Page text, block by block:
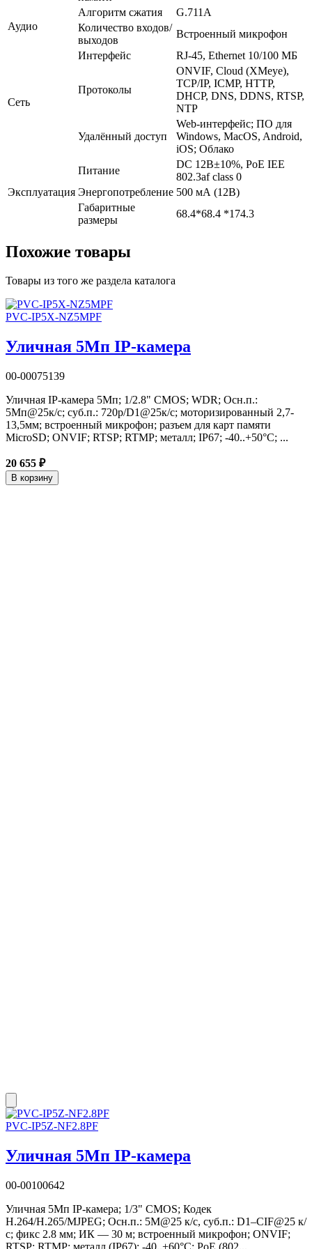
Аудио
Алгоритм сжатия
G.711А
Количество входов/
выходов
Встроенный микрофон
Сеть
Интерфейс RJ-45, Ethernet 10/100 МБ
Протоколы
ONVIF, Cloud (XMeye),
TCP/IP, ICMP, HTTP,
DHCP, DNS, DDNS, RTSP,
NTP
Удалённый доступ
Web-интерфейс; ПО для
Windows, MacOS, Android,
iOS; Облако
Эксплуатация
Питание
DC 12В±10%, PoE IEE
802.3af class 0
Энергопотребление 500 мА (12В)
Габаритные
размеры
68.4*68.4 *174.3
Похожие товары
Товары из того же раздела каталога
PVC-IP5X-NZ5MPF
Уличная 5Мп IP-камера
00-00075139
Уличная IP-камера 5Мп; 1/2.8" CMOS; WDR; Осн.п.:
5Мп@25к/с; суб.п.: 720p/D1@25к/с; моторизированный 2,7-
13,5мм; встроенный микрофон; разъем для карт памяти
MicroSD; ONVIF; RTSP; RTMP; металл; IP67; -40..+50°C; ...
20 655 ₽
В корзину
PVC-IP5Z-NF2.8PF
Уличная 5Мп IP-камера
00-00100642
Уличная 5Мп IP-камера; 1/3" CMOS; Кодек
H.264/H.265/MJPEG; Осн.п.: 5M@25 к/с, суб.п.: D1–CIF@25 к/
с; фикс 2.8 мм; ИК — 30 м; встроенный микрофон; ONVIF;
RTSP; RTMP; металл (IP67); -40..+60°C; PoE (802...